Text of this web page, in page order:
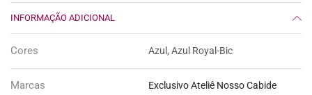
INFORMAÇÃO ADICIONAL
Cores Azul, Azul Royal-Bic
Marcas Exclusivo Ateliê Nosso Cabide